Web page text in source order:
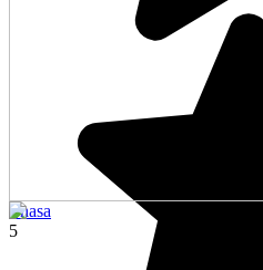
Lhasa
5